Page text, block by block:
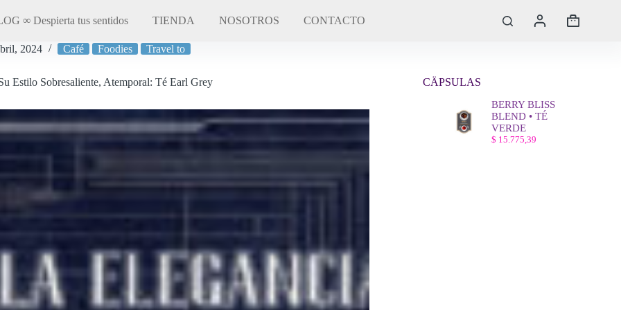
∞ Despierta tus sentidos TIENDA NOSOTROS CONTACTO
Carro
2024 Café Foodies Travel to
Estilo Sobresaliente, Atemporal: Té Earl Grey CÄPSULAS
BERRY BLISS
BLEND • TÉ
VERDE
$ 15.775,39